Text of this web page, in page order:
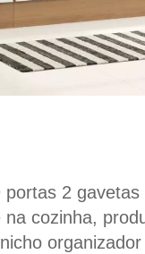
2
na cozinha,